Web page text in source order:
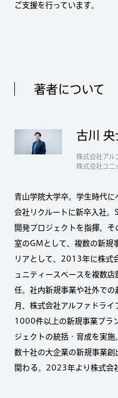
ご支援を行っています。
著者について
古川 央
株式会社アル
株式会社ユニ
青山学院大学卒。学生時代
会社リクルートに新卒入社
開発プロジェクトを指揮。
室のGMとして、複数の新規
リアとして、2013年に株式
ュニティースペースを複数
任。社内新規事業や社外で
月、株式会社アルファドラ
1000件以上の新規事業プラ
ジェクトの統括・育成を実
数十社の大企業の新規事業
関わる。2023年より株式会